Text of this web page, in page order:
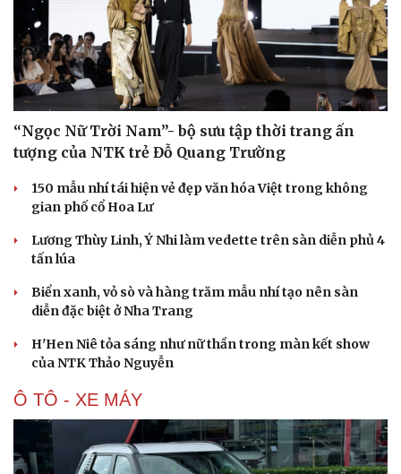
Văn hóa
Sân khấu - Điện ảnh
Văn học
Âm nhạc
Di sản
Giải trí
Nghệ sĩ
Thời trang
Sao Việt
“Ngọc Nữ Trời Nam”- bộ sưu tập thời trang ấn
tượng của NTK trẻ Đỗ Quang Trường
150 mẫu nhí tái hiện vẻ đẹp văn hóa Việt trong không
gian phố cổ Hoa Lư
Lương Thùy Linh, Ý Nhi làm vedette trên sàn diễn phủ 4
tấn lúa
Biển xanh, vỏ sò và hàng trăm mẫu nhí tạo nên sàn
diễn đặc biệt ở Nha Trang
H'Hen Niê tỏa sáng như nữ thần trong màn kết show
của NTK Thảo Nguyễn
Ô TÔ - XE MÁY